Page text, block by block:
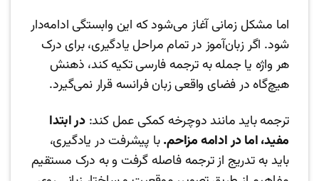
اما مشکل زمانی آغاز می‌شود که این وابستگی ادامه‌دار
شود. اگر زبان‌آموز در تمام مراحل یادگیری، برای درک
هر واژه یا جمله به ترجمه فارسی تکیه کند، ذهنش
هیچ‌گاه در فضای واقعی زبان فرانسه قرار نمی‌گیرد.
ترجمه باید مانند دوچرخه کمکی عمل کند:در ابتدا
مفید، اما در ادامه مزاحم.با پیشرفت در یادگیری،
باید به تدریج از ترجمه فاصله گرفت و به درک مستقیم